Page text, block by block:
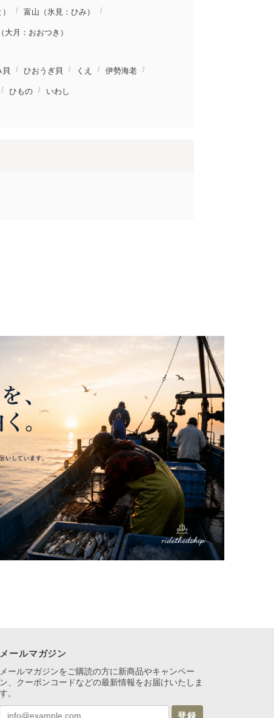
富山（氷見：ひみ）
大月：おおつき）
貝 ひおうぎ貝 くえ 伊勢海老
ひもの いわし
メールマガジン
メールマガジンをご購読の方に新商品やキャンペー
ン、クーポンコードなどの最新情報をお届けいたしま
す。
登録